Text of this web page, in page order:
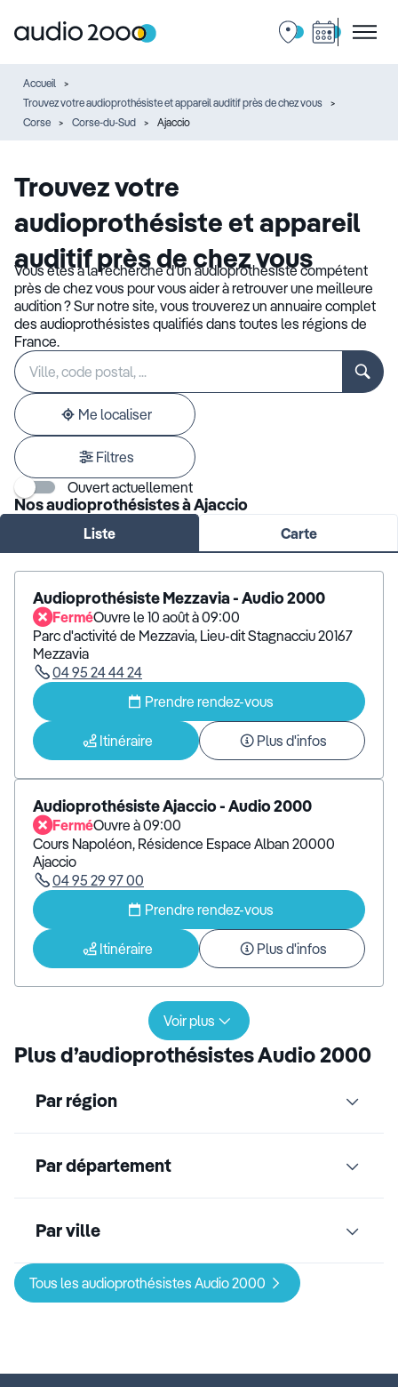
Accueil
Trouvez votre audioprothésiste et appareil auditif près de chez vous
Corse
Corse-du-Sud Ajaccio
Trouvez votre
audioprothésiste et appareil
auditif près de chez vous
Vous êtes à la recherche d’un audioprothésiste compétent
près de chez vous pour vous aider à retrouver une meilleure
audition ? Sur notre site, vous trouverez un annuaire complet
des audioprothésistes qualifiés dans toutes les régions de
France.
Rechercher
établissement
Veuillez
renseigner
une
adresse
Me localiser
Filtres
Ouvert actuellement
Nos audioprothésistes à Ajaccio
Liste Carte
Audioprothésiste Mezzavia - Audio 2000
FerméOuvre le 10 août à 09:00
Parc d'activité de Mezzavia, Lieu-dit Stagnacciu 20167
Mezzavia
04 95 24 44 24
Prendre rendez-vous
Itinéraire Plus d'infos
Audioprothésiste Ajaccio - Audio 2000
FerméOuvre à 09:00
Cours Napoléon, Résidence Espace Alban 20000
Ajaccio
04 95 29 97 00
Prendre rendez-vous
Itinéraire Plus d'infos
Voir plus
Plus d’audioprothésistes Audio 2000
Par région
Par département
Par ville
Tous les audioprothésistes Audio 2000